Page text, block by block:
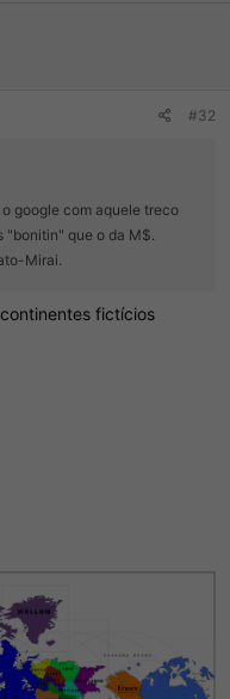
#32
google com aquele treco
"bonitin" que o da M$.
Mirai.
fictícios